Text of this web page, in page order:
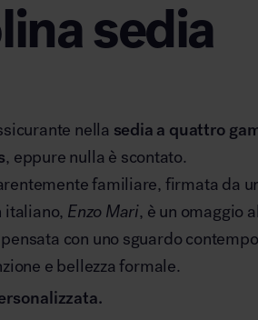
sedia
nella sedia a quattro
, eppure nulla è scontato.
familiare, firmata da
italiano, Enzo Mari, è un omaggio
con uno sguardo
e bellezza formale.